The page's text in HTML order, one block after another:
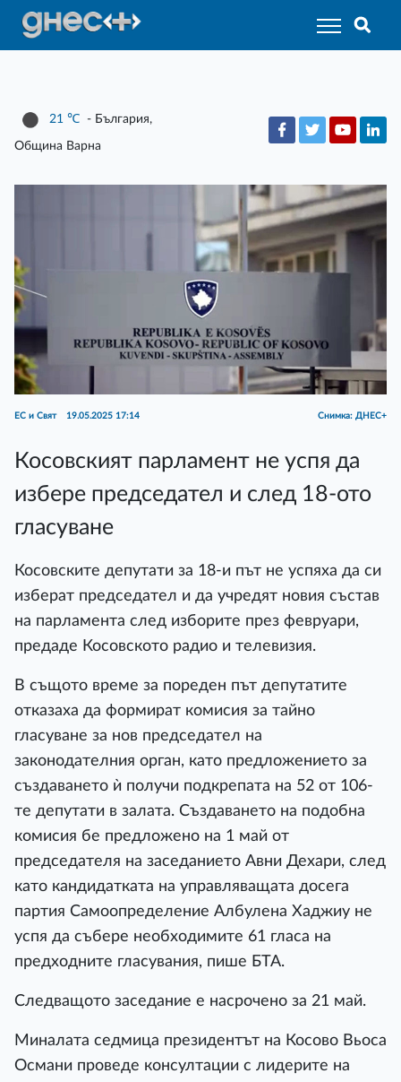
21 ℃ - България,
Община Варна
ЕС и Свят 19.05.2025 17:14 Снимка: ДНЕС+
Косовският парламент не успя да
избере председател и след 18-ото
гласуване
Косовските депутати за 18-и път не успяха да си
изберат председател и да учредят новия състав
на парламента след изборите през февруари,
предаде Косовското радио и телевизия.
В същото време за пореден път депутатите
отказаха да формират комисия за тайно
гласуване за нов председател на
законодателния орган, като предложението за
създаването ѝ получи подкрепата на 52 от 106-
те депутати в залата. Създаването на подобна
комисия бе предложено на 1 май от
председателя на заседанието Авни Дехари, след
като кандидатката на управляващата досега
партия Самоопределение Албулена Хаджиу не
успя да събере необходимите 61 гласа на
предходните гласувания, пише БТА.
Следващото заседание е насрочено за 21 май.
Миналата седмица президентът на Косово Вьоса
Османи проведе консултации с лидерите на